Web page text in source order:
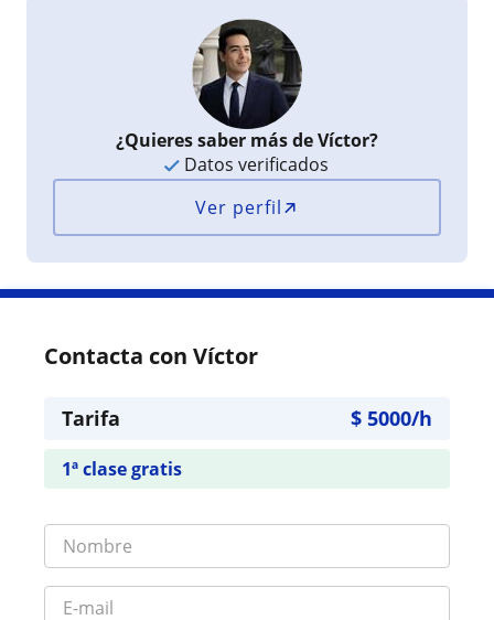
¿Quieres saber más de Víctor?
Datos verificados
Ver perfil
Contacta con Víctor
Tarifa $ 5000/h
1ª clase gratis